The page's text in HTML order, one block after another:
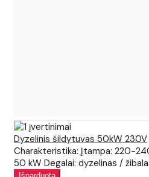
Dyzelinis šildytuvas 50kW 230V
Charakteristika: Įtampa: 220-
50 kW Degalai: dyzelinas /